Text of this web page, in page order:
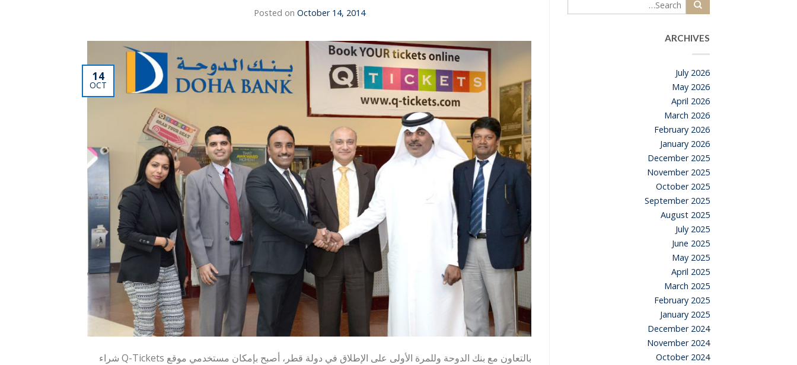
Posted on October 14, 2014
14
OCT
بالتعاون مع بنك الدوحة وللمرة الأولى على الإطلاق في دولة قطر، أصبح بإمكان مستخدمي موقع Q-Tickets شراء
ARCHIVES
July 2026
May 2026
April 2026
March 2026
February 2026
January 2026
December 2025
November 2025
October 2025
September 2025
August 2025
July 2025
June 2025
May 2025
April 2025
March 2025
February 2025
January 2025
December 2024
November 2024
October 2024